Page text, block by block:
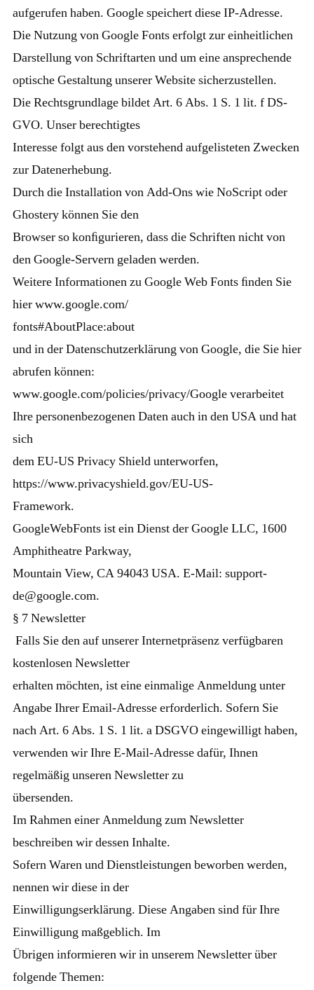
aufgerufen haben. Google speichert diese IP-Adresse.
Die Nutzung von Google Fonts erfolgt zur einheitlichen
Darstellung von Schriftarten und um eine ansprechende
optische Gestaltung unserer Website sicherzustellen.
Die Rechtsgrundlage bildet Art. 6 Abs. 1 S. 1 lit. f DS-
GVO. Unser berechtigtes
Interesse folgt aus den vorstehend aufgelisteten Zwecken
zur Datenerhebung.
Durch die Installation von Add-Ons wie NoScript oder
Ghostery können Sie den
Browser so konﬁgurieren, dass die Schriften nicht von
den Google-Servern geladen werden.
Weitere Informationen zu Google Web Fonts ﬁnden Sie
hier www.google.com/
fonts#AboutPlace:about
und in der Datenschutzerklärung von Google, die Sie hier
abrufen können:
www.google.com/policies/privacy/Google verarbeitet
Ihre personenbezogenen Daten auch in den USA und hat
sich
dem EU-US Privacy Shield unterworfen,
https://www.privacyshield.gov/EU-US-
Framework.
GoogleWebFonts ist ein Dienst der Google LLC, 1600
Amphitheatre Parkway,
Mountain View, CA 94043 USA. E-Mail: support-
de@google.com.
§ 7 Newsletter
Falls Sie den auf unserer Internetpräsenz verfügbaren
kostenlosen Newsletter
erhalten möchten, ist eine einmalige Anmeldung unter
Angabe Ihrer Email-Adresse erforderlich. Sofern Sie
nach Art. 6 Abs. 1 S. 1 lit. a DSGVO eingewilligt haben,
verwenden wir Ihre E-Mail-Adresse dafür, Ihnen
regelmäßig unseren Newsletter zu
übersenden.
Im Rahmen einer Anmeldung zum Newsletter
beschreiben wir dessen Inhalte.
Sofern Waren und Dienstleistungen beworben werden,
nennen wir diese in der
Einwilligungserklärung. Diese Angaben sind für Ihre
Einwilligung maßgeblich. Im
Übrigen informieren wir in unserem Newsletter über
folgende Themen: